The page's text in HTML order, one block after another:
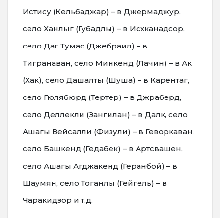
Истису (Кельбаджар) – в Джермаджур,
село Ханлыг (Губадлы) – в Исхканадсор,
село Даг Тумас (Джебраил) – в
Тигранаван, село Минкенд (Лачин) – в Ак
(Хак), село Дашалты (Шуша) – в Карентаг,
село Гюлябюрд (Тертер) – в Джраберд,
село Деллекли (Зангилан) – в Далк, село
Ашагы Вейсалли (Физули) – в Геворкаван,
село Башкенд (Гедабек) – в Артсвашен,
село Ашагы Агджакенд (Геранбой) – в
Шаумян, село Тоганлы (Гейгель) – в
Чаракидзор и т.д.